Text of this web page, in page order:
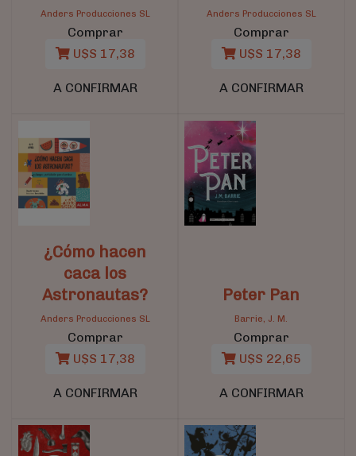
Anders Producciones SL
Comprar
U$S 17,38
A CONFIRMAR
Anders Producciones SL
Comprar
U$S 17,38
A CONFIRMAR
¿Cómo hacen
caca los
Astronautas?
Anders Producciones SL
Comprar
U$S 17,38
A CONFIRMAR
Peter Pan
Barrie, J. M.
Comprar
U$S 22,65
A CONFIRMAR